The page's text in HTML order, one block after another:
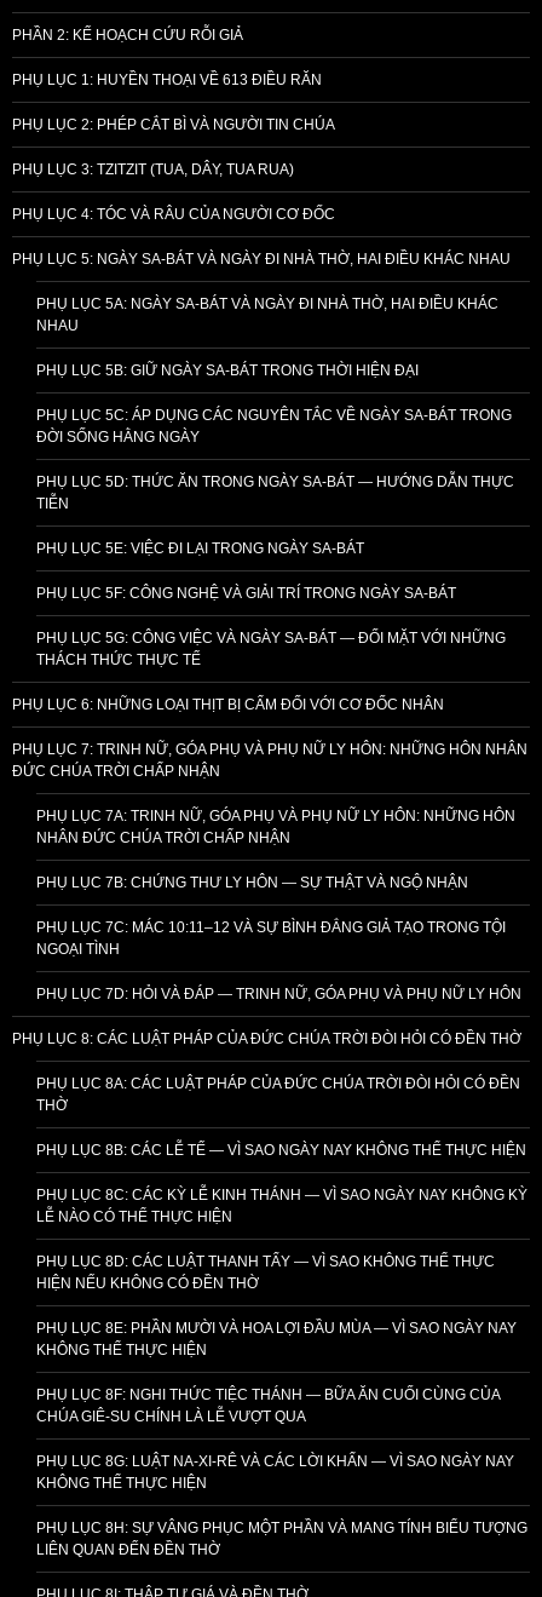
PHẦN 2: KẾ HOẠCH CỨU RỖI GIẢ
PHỤ LỤC 1: HUYỀN THOẠI VỀ 613 ĐIỀU RĂN
PHỤ LỤC 2: PHÉP CẮT BÌ VÀ NGƯỜI TIN CHÚA
PHỤ LỤC 3: TZITZIT (TUA, DÂY, TUA RUA)
PHỤ LỤC 4: TÓC VÀ RÂU CỦA NGƯỜI CƠ ĐỐC
PHỤ LỤC 5: NGÀY SA-BÁT VÀ NGÀY ĐI NHÀ THỜ, HAI ĐIỀU KHÁC NHAU
PHỤ LỤC 5A: NGÀY SA-BÁT VÀ NGÀY ĐI NHÀ THỜ, HAI ĐIỀU KHÁC
NHAU
PHỤ LỤC 5B: GIỮ NGÀY SA-BÁT TRONG THỜI HIỆN ĐẠI
PHỤ LỤC 5C: ÁP DỤNG CÁC NGUYÊN TẮC VỀ NGÀY SA-BÁT TRONG
ĐỜI SỐNG HẰNG NGÀY
PHỤ LỤC 5D: THỨC ĂN TRONG NGÀY SA-BÁT — HƯỚNG DẪN THỰC
TIỄN
PHỤ LỤC 5E: VIỆC ĐI LẠI TRONG NGÀY SA-BÁT
PHỤ LỤC 5F: CÔNG NGHỆ VÀ GIẢI TRÍ TRONG NGÀY SA-BÁT
PHỤ LỤC 5G: CÔNG VIỆC VÀ NGÀY SA-BÁT — ĐỐI MẶT VỚI NHỮNG
THÁCH THỨC THỰC TẾ
PHỤ LỤC 6: NHỮNG LOẠI THỊT BỊ CẤM ĐỐI VỚI CƠ ĐỐC NHÂN
PHỤ LỤC 7: TRINH NỮ, GÓA PHỤ VÀ PHỤ NỮ LY HÔN: NHỮNG HÔN NHÂN
ĐỨC CHÚA TRỜI CHẤP NHẬN
PHỤ LỤC 7A: TRINH NỮ, GÓA PHỤ VÀ PHỤ NỮ LY HÔN: NHỮNG HÔN
NHÂN ĐỨC CHÚA TRỜI CHẤP NHẬN
PHỤ LỤC 7B: CHỨNG THƯ LY HÔN — SỰ THẬT VÀ NGỘ NHẬN
PHỤ LỤC 7C: MÁC 10:11–12 VÀ SỰ BÌNH ĐẲNG GIẢ TẠO TRONG TỘI
NGOẠI TÌNH
PHỤ LỤC 7D: HỎI VÀ ĐÁP — TRINH NỮ, GÓA PHỤ VÀ PHỤ NỮ LY HÔN
PHỤ LỤC 8: CÁC LUẬT PHÁP CỦA ĐỨC CHÚA TRỜI ĐÒI HỎI CÓ ĐỀN THỜ
PHỤ LỤC 8A: CÁC LUẬT PHÁP CỦA ĐỨC CHÚA TRỜI ĐÒI HỎI CÓ ĐỀN
THỜ
PHỤ LỤC 8B: CÁC LỄ TẾ — VÌ SAO NGÀY NAY KHÔNG THỂ THỰC HIỆN
PHỤ LỤC 8C: CÁC KỲ LỄ KINH THÁNH — VÌ SAO NGÀY NAY KHÔNG KỲ
LỄ NÀO CÓ THỂ THỰC HIỆN
PHỤ LỤC 8D: CÁC LUẬT THANH TẨY — VÌ SAO KHÔNG THỂ THỰC
HIỆN NẾU KHÔNG CÓ ĐỀN THỜ
PHỤ LỤC 8E: PHẦN MƯỜI VÀ HOA LỢI ĐẦU MÙA — VÌ SAO NGÀY NAY
KHÔNG THỂ THỰC HIỆN
PHỤ LỤC 8F: NGHI THỨC TIỆC THÁNH — BỮA ĂN CUỐI CÙNG CỦA
CHÚA GIÊ-SU CHÍNH LÀ LỄ VƯỢT QUA
PHỤ LỤC 8G: LUẬT NA-XI-RÊ VÀ CÁC LỜI KHẤN — VÌ SAO NGÀY NAY
KHÔNG THỂ THỰC HIỆN
PHỤ LỤC 8H: SỰ VÂNG PHỤC MỘT PHẦN VÀ MANG TÍNH BIỂU TƯỢNG
LIÊN QUAN ĐẾN ĐỀN THỜ